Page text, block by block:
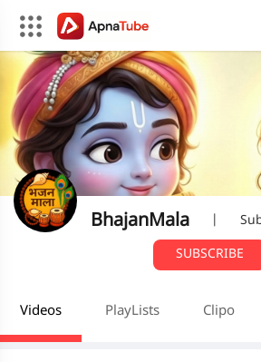
BhajanMala
SUBSCRIBE
Videos PlayLists Clipo